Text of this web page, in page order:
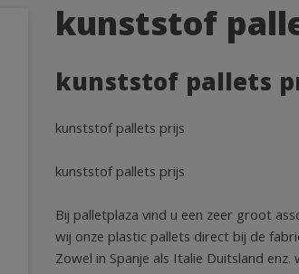
kunststof
kunststof pallets
kunststof pallets prijs
kunststof pallets prijs
Bij palletplaza vind u een zeer groot
wij onze plastic pallets direct bij de
Zowel in Spanje als Italie Duitsland